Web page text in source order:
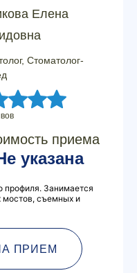
Елена
Стоматолог-
приема
указана
профиля. Занимается
мостов, съемных и
ПРИЕМ